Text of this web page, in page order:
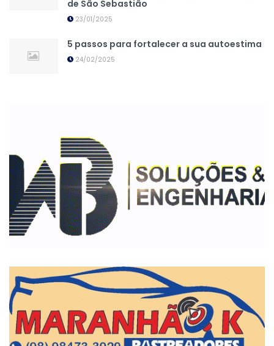
de São Sebastião
23/01/2025
5 passos para fortalecer a sua autoestima
24/02/2025